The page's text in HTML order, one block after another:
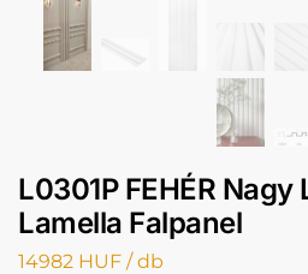
L0301P FEHÉR
Lamella Falpanel
14982 HUF / db